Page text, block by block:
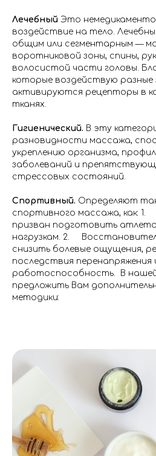
Лечебный Это
воздействие на тело.
общим или сегментарным —
воротниковой зоны, спины,
волосистой части головы.
которые воздействую разные
активируются рецепторы в
тканях.
Гигиенический. В эту
разновидности массажа,
укреплению организма,
заболеваний и
стрессовых состояний.
Спортивный. Определяют
спортивного массажа, как: 1.
призван подготовить
нагрузкам. 2.
снизить болевые ощущения,
последствия
работоспособность. В нашей
предложить Вам
методики: